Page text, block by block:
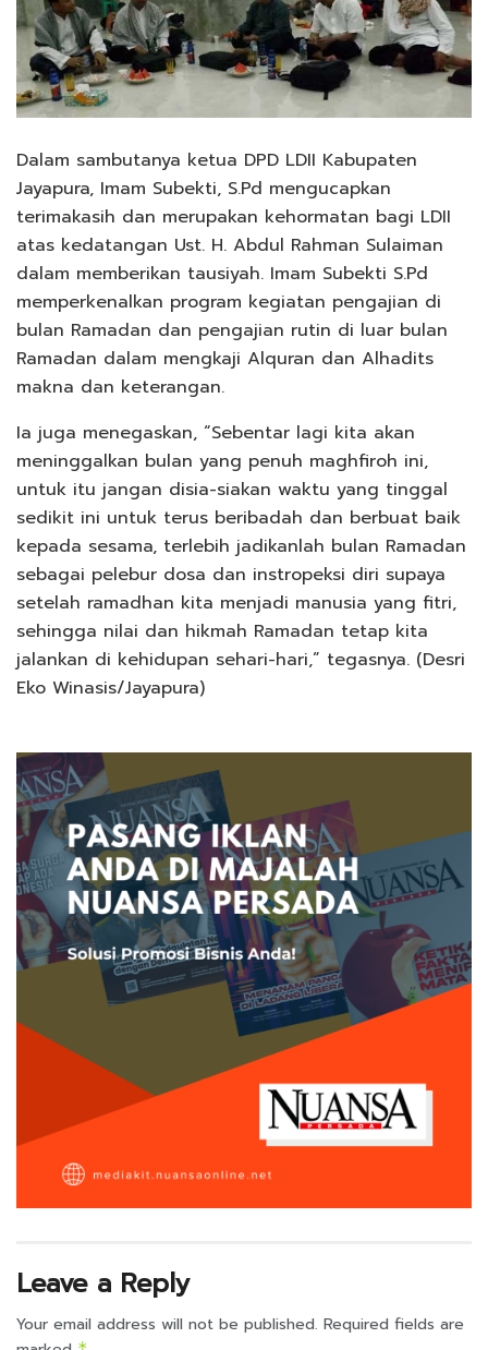
Dalam sambutanya ketua DPD LDII Kabupaten
Jayapura, Imam Subekti, S.Pd mengucapkan
terimakasih dan merupakan kehormatan bagi LDII
atas kedatangan Ust. H. Abdul Rahman Sulaiman
dalam memberikan tausiyah. Imam Subekti S.Pd
memperkenalkan program kegiatan pengajian di
bulan Ramadan dan pengajian rutin di luar bulan
Ramadan dalam mengkaji Alquran dan Alhadits
makna dan keterangan.
Ia juga menegaskan, “Sebentar lagi kita akan
meninggalkan bulan yang penuh maghfiroh ini,
untuk itu jangan disia-siakan waktu yang tinggal
sedikit ini untuk terus beribadah dan berbuat baik
kepada sesama, terlebih jadikanlah bulan Ramadan
sebagai pelebur dosa dan instropeksi diri supaya
setelah ramadhan kita menjadi manusia yang fitri,
sehingga nilai dan hikmah Ramadan tetap kita
jalankan di kehidupan sehari-hari,” tegasnya. (Desri
Eko Winasis/Jayapura)
Leave a Reply
Your email address will not be published. Required fields are